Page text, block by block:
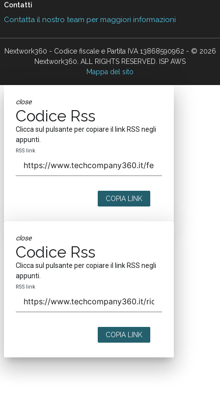
Contatti
Contatta il nostro team per maggiori informazioni
Nextwork360 - Codice fiscale e Partita IVA 13868590962 - © 2026
Nextwork360. ALL RIGHTS RESERVED. ISP AWS
Mappa del sito
close
Codice Rss
Clicca sul pulsante per copiare il link RSS negli
appunti.
RSS link
COPIA LINK
close
Codice Rss
Clicca sul pulsante per copiare il link RSS negli
appunti.
RSS link
COPIA LINK